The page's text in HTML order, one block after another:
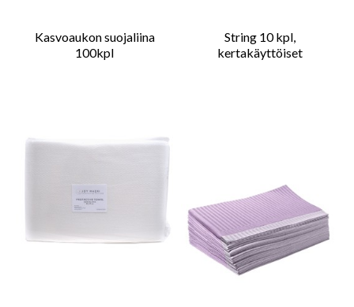
Kasvoaukon suojaliina
100kpl
String 10 kpl,
kertakäyttöiset